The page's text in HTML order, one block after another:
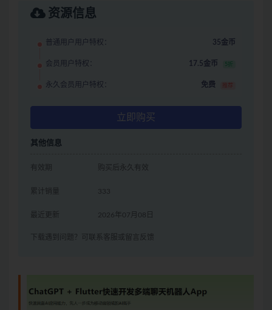
资源信息
普通用户用户特权： 35金币
会员用户特权： 17.5金币 5折
永久会员用户特权： 免费 推荐
立即购买
其他信息
有效期 购买后永久有效
累计销量 333
最近更新 2026年07月08日
下载遇到问题？可联系客服或留言反馈